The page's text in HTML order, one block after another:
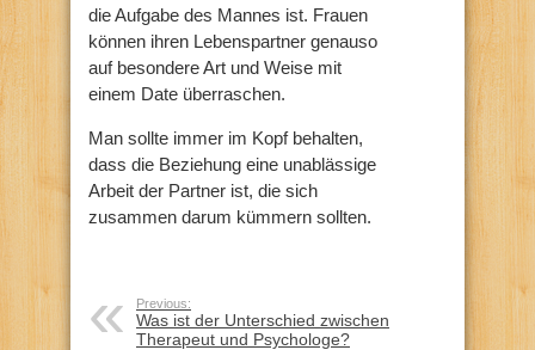
die Aufgabe des Mannes ist. Frauen
können ihren Lebenspartner genauso
auf besondere Art und Weise mit
einem Date überraschen.
Man sollte immer im Kopf behalten,
dass die Beziehung eine unablässige
Arbeit der Partner ist, die sich
zusammen darum kümmern sollten.
Previous:
Was ist der Unterschied zwischen
Therapeut und Psychologe?